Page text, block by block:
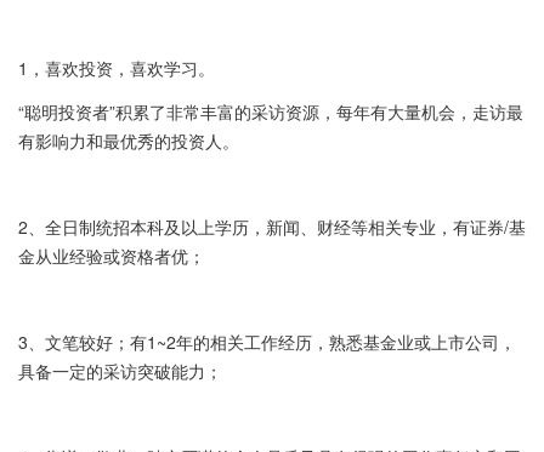
1，喜欢投资，喜欢学习。
“聪明投资者”积累了非常丰富的采访资源，每年有大量机会，走访最
有影响力和最优秀的投资人。
2、全日制统招本科及以上学历，新闻、财经等相关专业，有证券/基
金从业经验或资格者优；
3、文笔较好；有1~2年的相关工作经历，熟悉基金业或上市公司，
具备一定的采访突破能力；